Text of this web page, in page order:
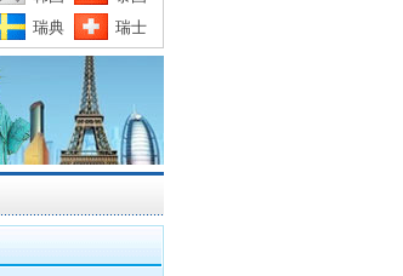
瑞典 瑞士